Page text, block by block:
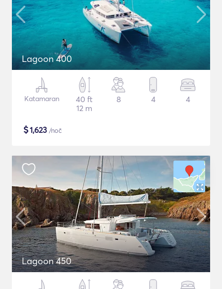
Lagoon 400
Katamaran
40 ft
12 m
8 4 4
$1,623 /noč
Lagoon 450